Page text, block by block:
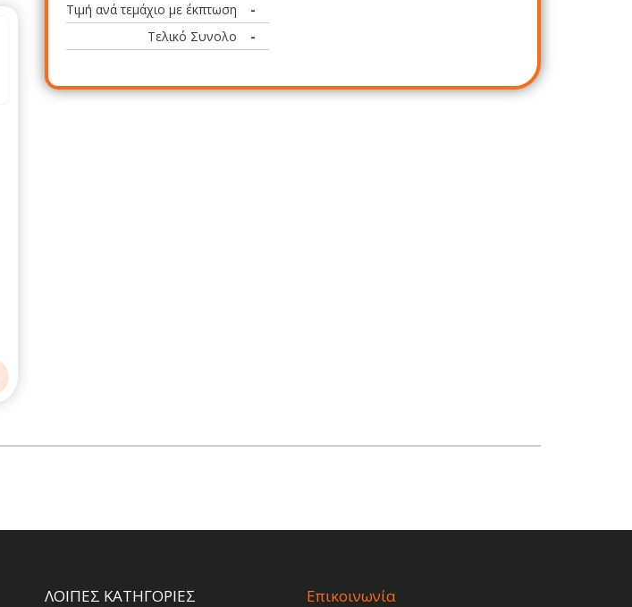
Τιμή ανά τεμάχιο με έκπτωση
-
Τελικό Συνολο
-
ΛΟΙΠΕΣ ΚΑΤΗΓΟΡΙΕΣ Επικοινωνία